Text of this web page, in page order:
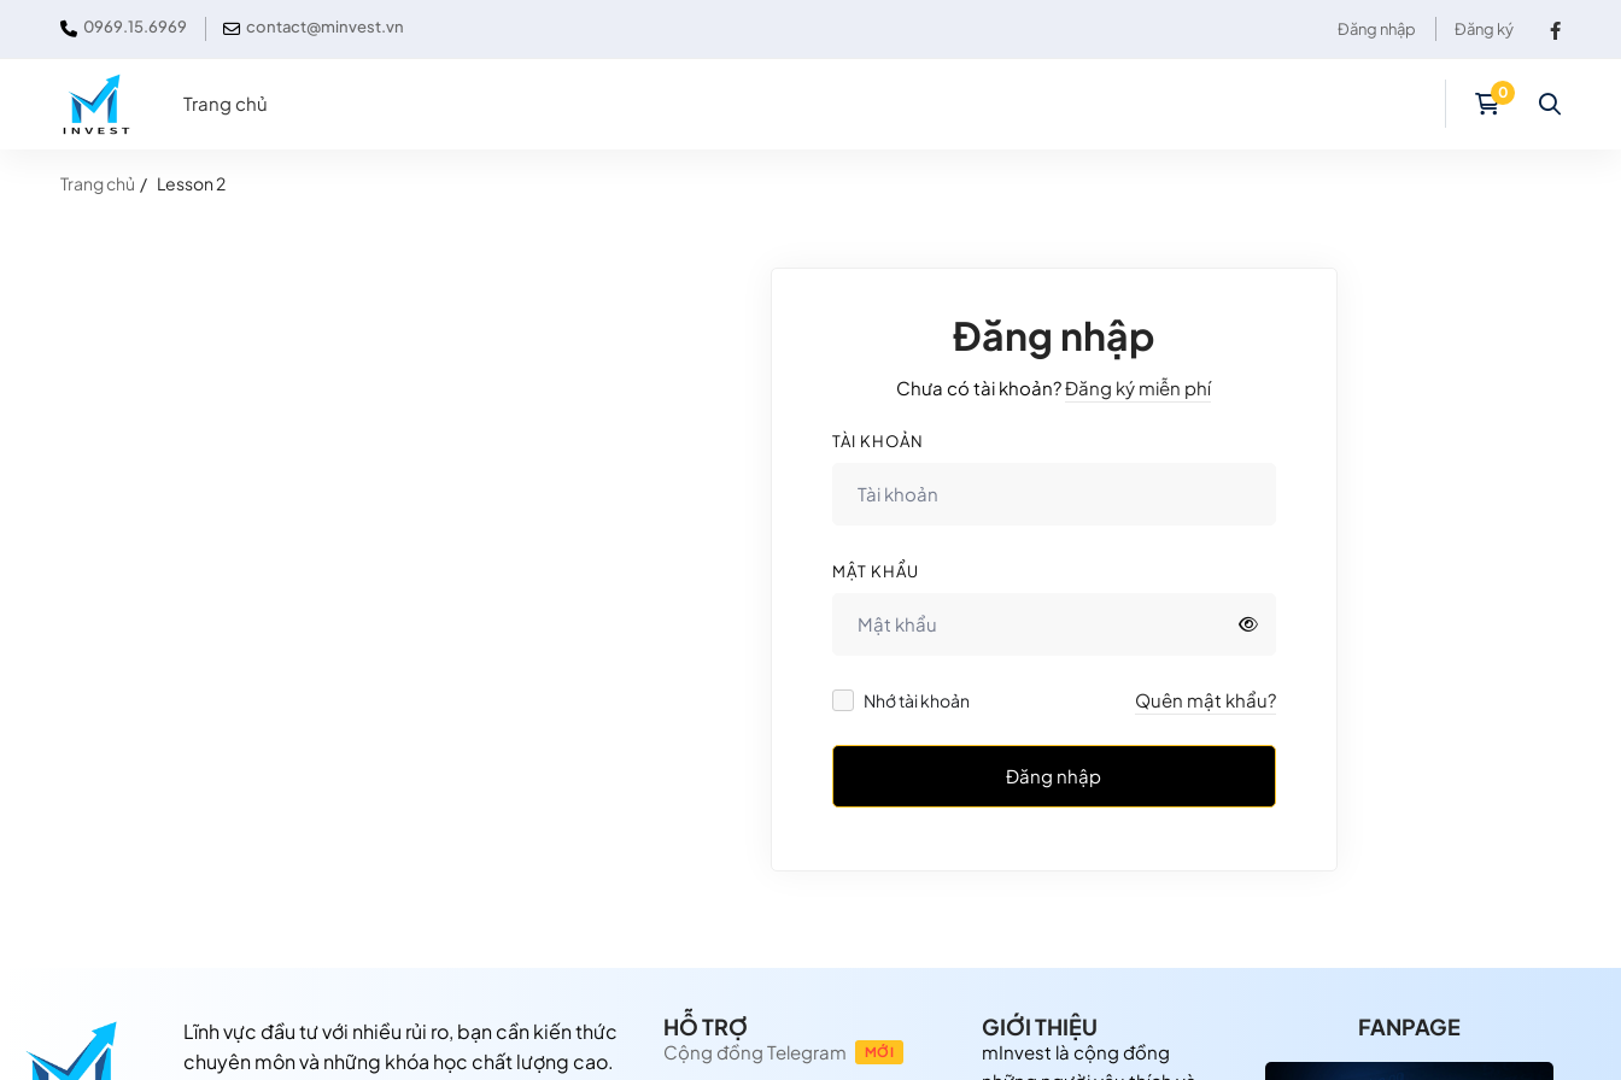
0969.15.6969 contact@minvest.vn Đăng nhập Đăng ký
Trang chủ
Trang chủ Lesson 2
Đăng nhập
Chưa có tài khoản?Đăng ký miễn phí
TÀI KHOẢN
MẬT KHẨU
Nhớ tài khoản Quên mật khẩu?
Đăng nhập
Lĩnh vực đầu tư với nhiều rủi ro, bạn cần kiến thức
chuyên môn và những khóa học chất lượng cao.
HỖ TRỢ
Cộng đồng Telegram MỚI
GIỚI THIỆU
mInvest là cộng đồng
FANPAGE